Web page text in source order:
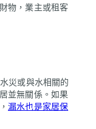
物，業主或租客
災或與水相關的
並無關係。如果
漏水也是家居保